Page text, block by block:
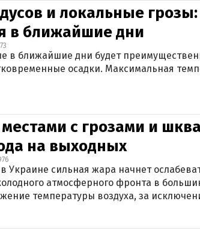
и локальные
в ближайшие дни
в ближайшие дни будет
осадки. Максимальная
с грозами и
на выходных
Украине сильная жара начнет
атмосферного фронта в
температуры воздуха, за